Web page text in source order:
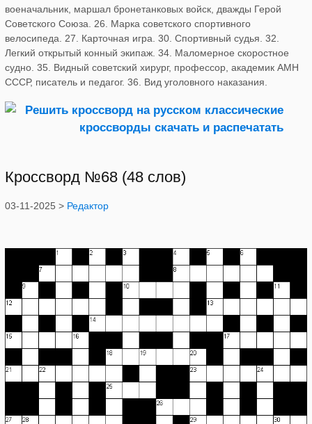
военачальник, маршал бронетанковых войск, дважды Герой
Советского Союза. 26. Марка советского спортивного
велосипеда. 27. Карточная игра. 30. Спортивный судья. 32.
Легкий открытый конный экипаж. 34. Маломерное скоростное
судно. 35. Видный советский хирург, профессор, академик АМН
СССР, писатель и педагог. 36. Вид уголовного наказания.
Кроссворд №68 (48 слов)
03-11-2025 > Редактор